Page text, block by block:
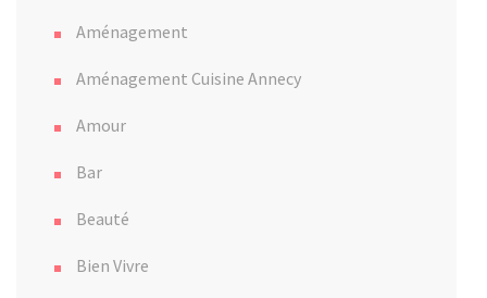
Aménagement
Aménagement Cuisine Annecy
Amour
Bar
Beauté
Bien Vivre